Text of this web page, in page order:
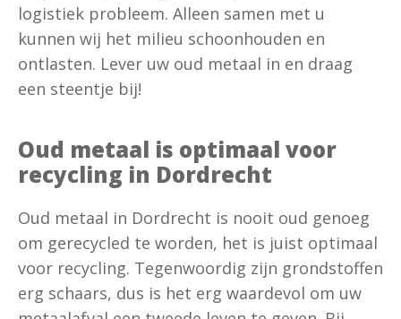
logistiek probleem. Alleen samen met u
kunnen wij het milieu schoonhouden en
ontlasten. Lever uw oud metaal in en draag
een steentje bij!
Oud metaal is optimaal voor
recycling in Dordrecht
Oud metaal in Dordrecht is nooit oud genoeg
om gerecycled te worden, het is juist optimaal
voor recycling. Tegenwoordig zijn grondstoffen
erg schaars, dus is het erg waardevol om uw